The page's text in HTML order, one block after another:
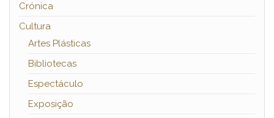
Crónica
Cultura
Artes Plásticas
Bibliotecas
Espectáculo
Exposição